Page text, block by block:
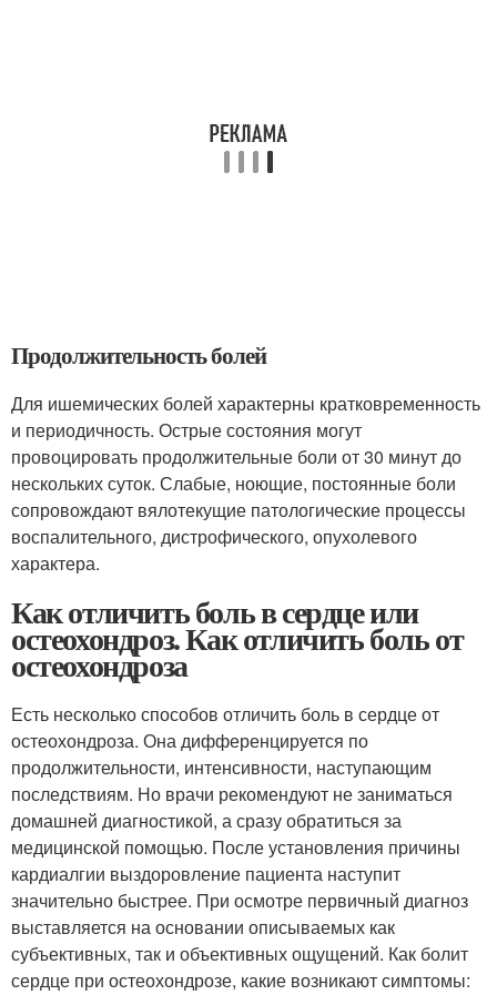
Продолжительность болей
Для ишемических болей характерны кратковременность
и периодичность. Острые состояния могут
провоцировать продолжительные боли от 30 минут до
нескольких суток. Слабые, ноющие, постоянные боли
сопровождают вялотекущие патологические процессы
воспалительного, дистрофического, опухолевого
характера.
Как отличить боль в сердце или
остеохондроз. Как отличить боль от
остеохондроза
Есть несколько способов отличить боль в сердце от
остеохондроза. Она дифференцируется по
продолжительности, интенсивности, наступающим
последствиям. Но врачи рекомендуют не заниматься
домашней диагностикой, а сразу обратиться за
медицинской помощью. После установления причины
кардиалгии выздоровление пациента наступит
значительно быстрее. При осмотре первичный диагноз
выставляется на основании описываемых как
субъективных, так и объективных ощущений. Как болит
сердце при остеохондрозе, какие возникают симптомы: